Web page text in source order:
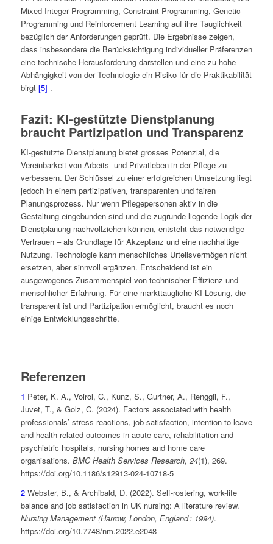
Mixed-Integer Programming, Constraint Programming, Genetic
Programming und Reinforcement Learning auf ihre Tauglichkeit
bezüglich der Anforderungen geprüft. Die Ergebnisse zeigen,
dass insbesondere die Berücksichtigung individueller Präferenzen
eine technische Herausforderung darstellen und eine zu hohe
Abhängigkeit von der Technologie ein Risiko für die Praktikabilität
birgt [5] .
Fazit: KI-gestützte Dienstplanung
braucht Partizipation und Transparenz
KI-gestützte Dienstplanung bietet grosses Potenzial, die
Vereinbarkeit von Arbeits- und Privatleben in der Pflege zu
verbessern. Der Schlüssel zu einer erfolgreichen Umsetzung liegt
jedoch in einem partizipativen, transparenten und fairen
Planungsprozess. Nur wenn Pflegepersonen aktiv in die
Gestaltung eingebunden sind und die zugrunde liegende Logik der
Dienstplanung nachvollziehen können, entsteht das notwendige
Vertrauen – als Grundlage für Akzeptanz und eine nachhaltige
Nutzung. Technologie kann menschliches Urteilsvermögen nicht
ersetzen, aber sinnvoll ergänzen. Entscheidend ist ein
ausgewogenes Zusammenspiel von technischer Effizienz und
menschlicher Erfahrung. Für eine markttaugliche KI-Lösung, die
transparent ist und Partizipation ermöglicht, braucht es noch
einige Entwicklungsschritte.
Referenzen
1 Peter, K. A., Voirol, C., Kunz, S., Gurtner, A., Renggli, F.,
Juvet, T., & Golz, C. (2024). Factors associated with health
professionals’ stress reactions, job satisfaction, intention to leave
and health-related outcomes in acute care, rehabilitation and
psychiatric hospitals, nursing homes and home care
organisations. BMC Health Services Research, 24(1), 269.
https://doi.org/10.1186/s12913-024-10718-5
2Webster, B., & Archibald, D. (2022). Self-rostering, work-life
balance and job satisfaction in UK nursing: A literature review.
Nursing Management (Harrow, London, England: 1994).
https://doi.org/10.7748/nm.2022.e2048